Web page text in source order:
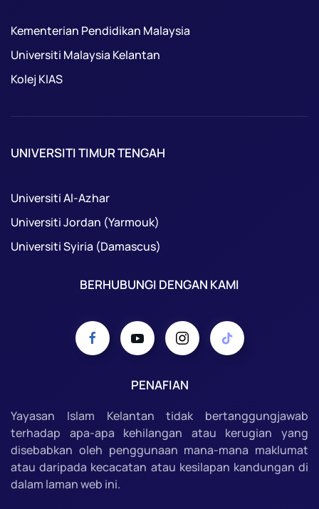
Kementerian Pendidikan Malaysia
Universiti Malaysia Kelantan
Kolej KIAS
UNIVERSITI TIMUR TENGAH
Universiti Al-Azhar
Universiti Jordan (Yarmouk)
Universiti Syiria (Damascus)
BERHUBUNGI DENGAN KAMI
PENAFIAN
Yayasan Islam Kelantan tidak bertanggungjawab
terhadap apa-apa kehilangan atau kerugian yang
disebabkan oleh penggunaan mana-mana maklumat
atau daripada kecacatan atau kesilapan kandungan di
dalam laman web ini.